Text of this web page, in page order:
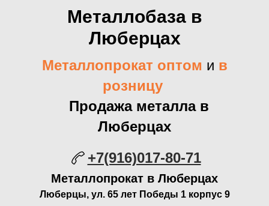
Металлобаза в
Люберцах
Металлопрокат оптом и в
розницу
Продажа металла в
Люберцах
+7(916)017-80-71
Металлопрокат в Люберцах
Люберцы, ул. 65 лет Победы 1 корпус 9